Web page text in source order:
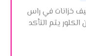
خزانات في راس
يتم التأكد